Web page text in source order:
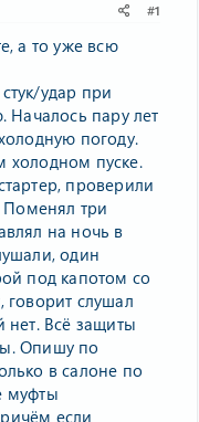
#1
а то уже всю
удар при
Началось пару лет
погоду.
холодном пуске.
проверили
Поменял три
на ночь в
один
под капотом со
говорит слушал
нет. Всё защиты
Опишу по
в салоне по
муфты
если